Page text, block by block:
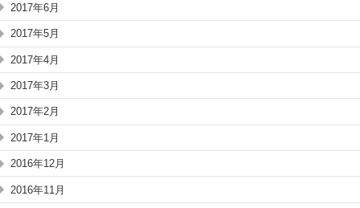
2017年6月
2017年5月
2017年4月
2017年3月
2017年2月
2017年1月
2016年12月
2016年11月